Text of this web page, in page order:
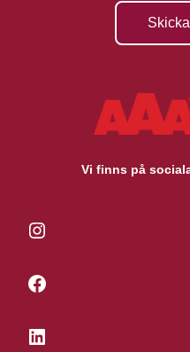
Vi finns på
Instagram
Facebook
LinkedIn